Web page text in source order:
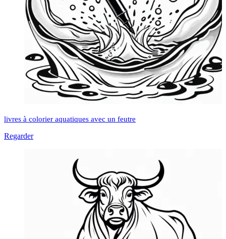
livres à colorier aquatiques avec un feutre
Regarder